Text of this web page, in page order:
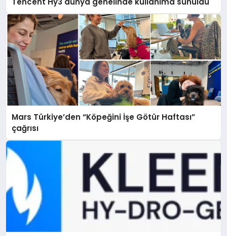
Mars Türkiye’den “Köpeğini İşe Götür Haftası”
çağrısı